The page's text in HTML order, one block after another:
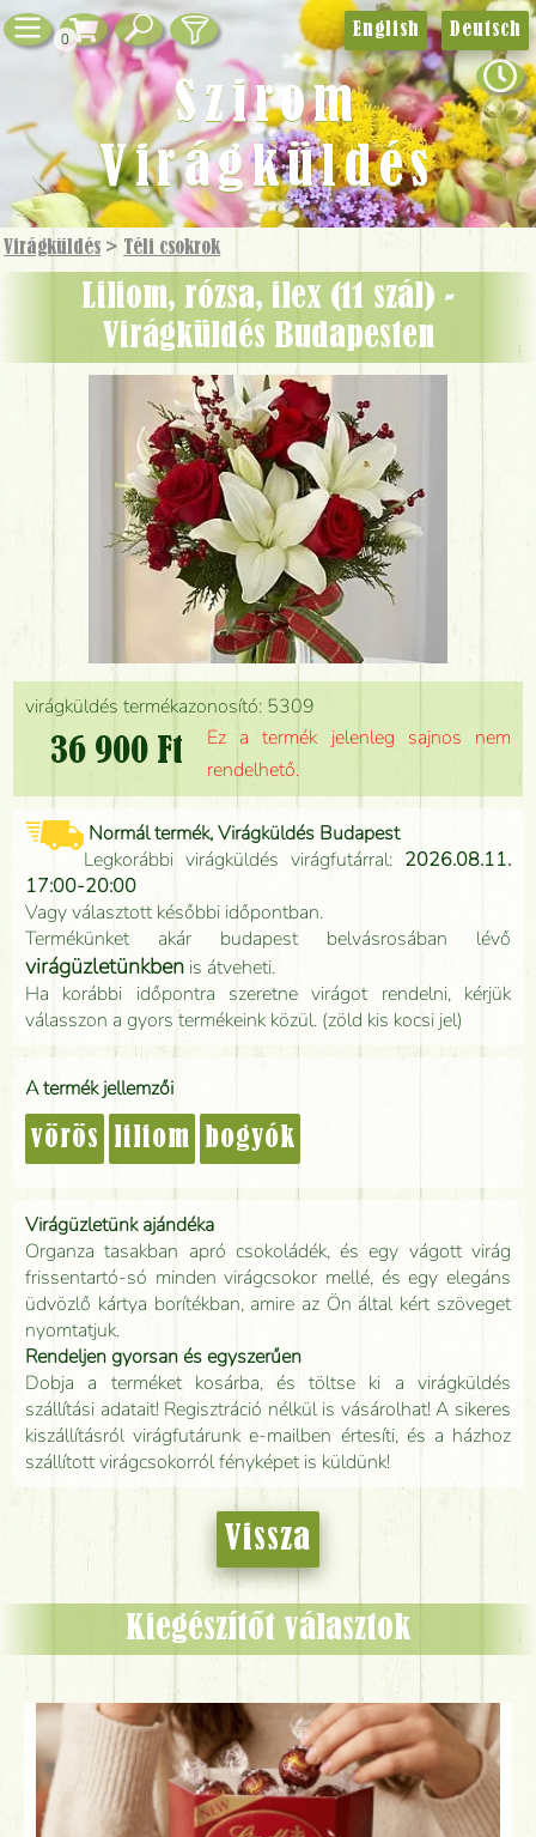
0
Virágküldés > Téli csokrok
liliom, rózsa, ilex (11 szál) -
Virágküldés Budapesten
virágküldés termékazonosító: 5309
36 900 Ft
Ez a termék jelenleg sajnos nem
rendelhető.
Normál termék, Virágküldés Budapest
Legkorábbi virágküldés virágfutárral: 2026.08.11.
17:00-20:00
Vagy választott későbbi időpontban.
Termékünket akár budapest belvásrosában lévő
virágüzletünkben is átveheti.
Ha korábbi időpontra szeretne virágot rendelni, kérjük
válasszon a gyors termékeink közül. (zöld kis kocsi jel)
A termék jellemzői
vörös liliom bogyók
Virágüzletünk ajándéka
Organza tasakban apró csokoládék, és egy vágott virág
frissentartó-só minden virágcsokor mellé, és egy elegáns
üdvözlő kártya borítékban, amire az Ön által kért szöveget
nyomtatjuk.
Rendeljen gyorsan és egyszerűen
Dobja a terméket kosárba, és töltse ki a virágküldés
szállítási adatait! Regisztráció nélkül is vásárolhat! A sikeres
kiszállításról virágfutárunk e-mailben értesíti, és a házhoz
szállított virágcsokorról fényképet is küldünk!
Vissza
Kiegészítőt választok
English Deutsch
Szirom
Virágküldés